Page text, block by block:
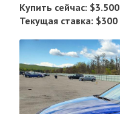
Купить сейчас: $3.500
Текущая ставка: $300